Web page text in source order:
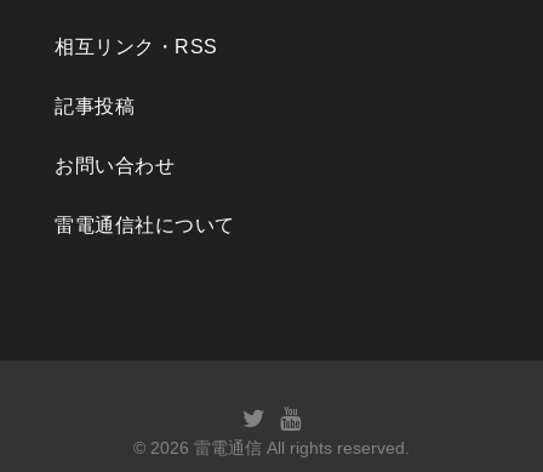
相互リンク・RSS
記事投稿
お問い合わせ
雷電通信社について
© 2026 雷電通信 All rights reserved.